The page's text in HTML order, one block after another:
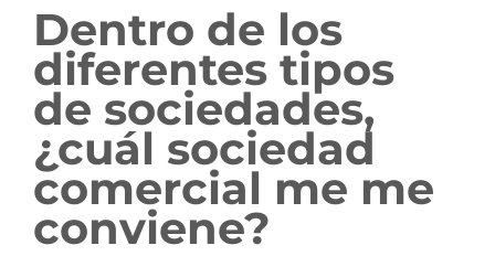
Dentro de los
diferentes tipos
de sociedades,
¿cuál sociedad
comercial me me
conviene?